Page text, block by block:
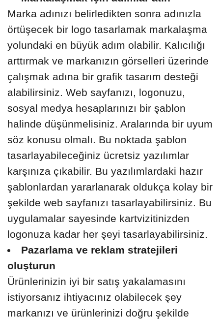
Marka adınızı belirledikten sonra adınızla
örtüşecek bir logo tasarlamak markalaşma
yolundaki en büyük adım olabilir. Kalıcılığı
arttırmak ve markanızın görselleri üzerinde
çalışmak adına bir grafik tasarım desteği
alabilirsiniz. Web sayfanızı, logonuzu,
sosyal medya hesaplarınızı bir şablon
halinde düşünmelisiniz. Aralarında bir uyum
söz konusu olmalı. Bu noktada şablon
tasarlayabileceğiniz ücretsiz yazılımlar
karşınıza çıkabilir. Bu yazılımlardaki hazır
şablonlardan yararlanarak oldukça kolay bir
şekilde web sayfanızı tasarlayabilirsiniz. Bu
uygulamalar sayesinde kartvizitinizden
logonuza kadar her şeyi tasarlayabilirsiniz.
Pazarlama ve reklam stratejileri
oluşturun
Ürünlerinizin iyi bir satış yakalamasını
istiyorsanız ihtiyacınız olabilecek şey
markanızı ve ürünlerinizi doğru şekilde